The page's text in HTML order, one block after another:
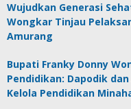
Wujudkan Generasi
Wongkar Tinjau
Amurang
Bupati Franky Donny
Pendidikan: Dapodik
Kelola Pendidikan